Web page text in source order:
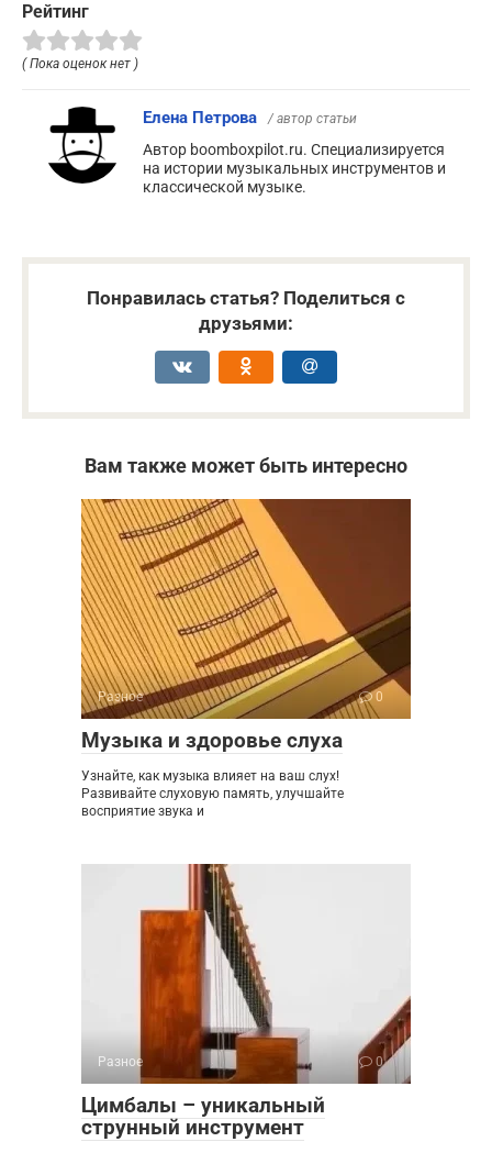
Рейтинг
( Пока оценок нет )
Елена Петрова / автор статьи
Автор boomboxpilot.ru. Специализируется
на истории музыкальных инструментов и
классической музыке.
Понравилась статья? Поделиться с
друзьями:
Вам также может быть интересно
Разное 0
Музыка и здоровье слуха
Узнайте, как музыка влияет на ваш слух!
Развивайте слуховую память, улучшайте
восприятие звука и
Разное 0
Цимбалы – уникальный
струнный инструмент